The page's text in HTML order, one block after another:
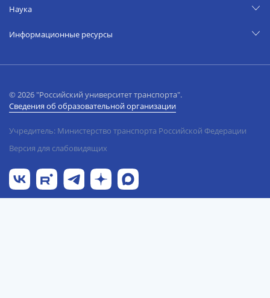
Наука
Информационные ресурсы
© 2026 "Российский университет транспорта".
Сведения об образовательной организации
Учредитель: Министерство транспорта Российской Федерации
Версия для слабовидящих